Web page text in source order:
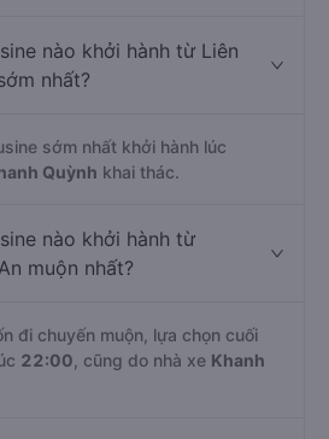
nào khởi hành từ Liên
nhất?
sớm nhất khởi hành lúc
Quỳnh khai thác.
nào khởi hành từ
muộn nhất?
đi chuyến muộn, lựa chọn cuối
22:00 , cũng do nhà xe Khanh